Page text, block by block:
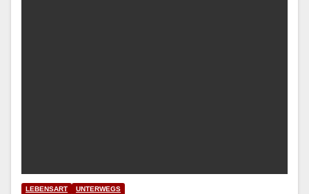
LEBENSART UNTERWEGS